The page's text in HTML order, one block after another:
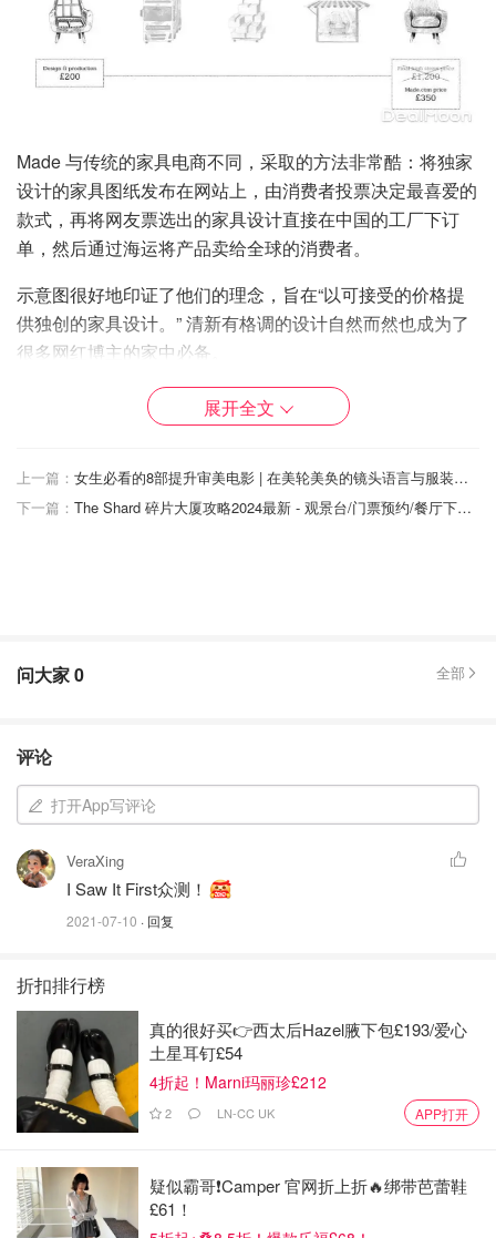
Made 与传统的家具电商不同，采取的方法非常酷：将独家
设计的家具图纸发布在网站上，由消费者投票决定最喜爱的
款式，再将网友票选出的家具设计直接在中国的工厂下订
单，然后通过海运将产品卖给全球的消费者。
示意图很好地印证了他们的理念，旨在“以可接受的价格提
供独创的家具设计。” 清新有格调的设计自然而然也成为了
很多网红博主的家中必备。
常昂贵，原因是在家具行业，中间商的不断加价增加了消费
者很大的负担，售价通常是出厂价的 6 -10倍，让喜欢独特
家居设计的小伙伴们真是苦不堪言，恨不得国内买好海运过
made.com 神仙家居网站经常有6折好价，看好的姐妹们就
展开全文
上一篇：
女生必看的8部提升审美电影 | 在美轮美奂的镜头语言与服装置景中发掘女性的魅力！
下一篇：
The Shard 碎片大厦攻略2024最新 - 观景台/门票预约/餐厅下午茶
问大家0 全部
评论
打开App写评论
VeraXing
I Saw It First众测！
2021-07-10 · 回复
折扣排行榜
真的很好买👉西太后Hazel腋下包£193/爱心
土星耳钉£54
4折起！Marni玛丽珍£212
2 LN-CC UK APP打开
疑似霸哥❗️Camper 官网折上折🔥绑带芭蕾鞋
£61！